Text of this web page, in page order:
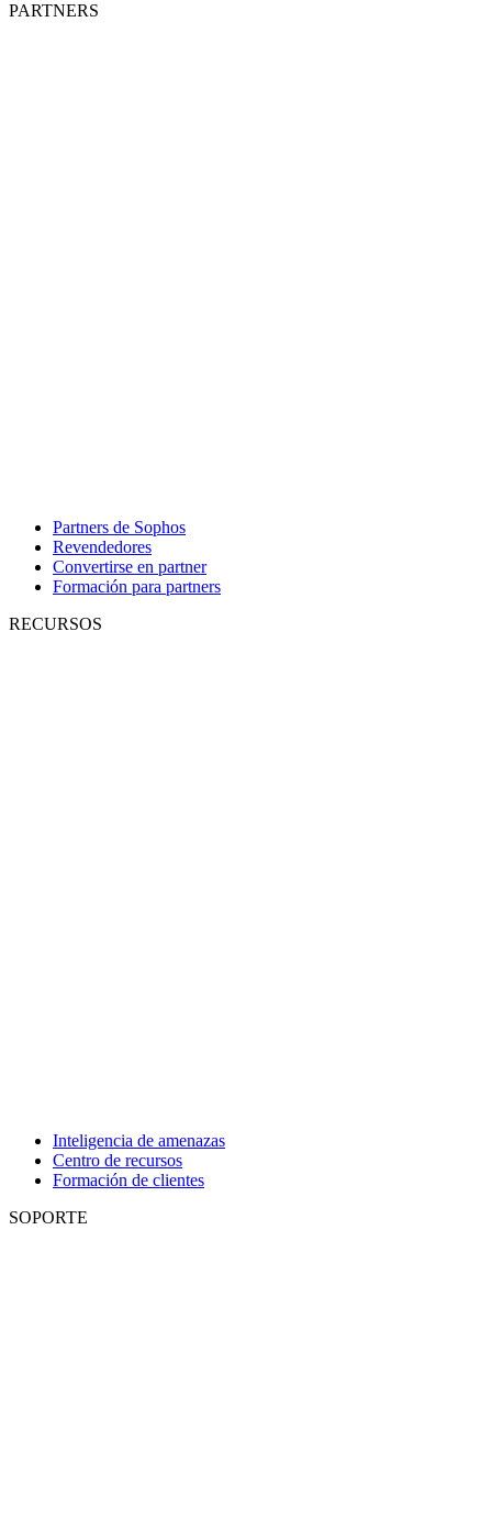
PARTNERS
Partners de Sophos
Revendedores
Convertirse en partner
Formación para partners
RECURSOS
Inteligencia de amenazas
Centro de recursos
Formación de clientes
SOPORTE